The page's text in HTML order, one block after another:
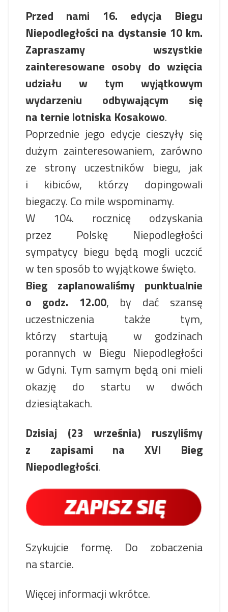
Przed nami 16. edycja Biegu
Niepodległości na dystansie 10 km.
Zapraszamy wszystkie
zainteresowane osoby do wzięcia
udziału w tym wyjątkowym
wydarzeniu odbywającym się
na ternie lotniska Kosakowo.
Poprzednie jego edycje cieszyły się
dużym zainteresowaniem, zarówno
ze strony uczestników biegu, jak
i kibiców, którzy dopingowali
biegaczy. Co mile wspominamy.
W 104. rocznicę odzyskania
przez Polskę Niepodległości
sympatycy biegu będą mogli uczcić
w ten sposób to wyjątkowe święto.
Bieg zaplanowaliśmy punktualnie
o godz. 12.00, by dać szansę
uczestniczenia także tym,
którzy startują w godzinach
porannych w Biegu Niepodległości
w Gdyni. Tym samym będą oni mieli
okazję do startu w dwóch
dziesiątakach.
Dzisiaj (23 września) ruszyliśmy
z zapisami na XVI Bieg
Niepodległości.
Szykujcie formę. Do zobaczenia
na starcie.
Więcej informacji wkrótce.